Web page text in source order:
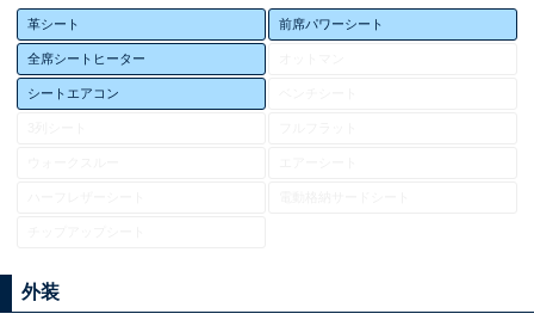
革シート 前席パワーシート
全席シートヒーター
シートエアコン
外装